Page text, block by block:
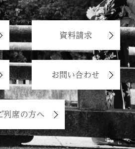
資料請求
お問い合わせ
列席の方へ